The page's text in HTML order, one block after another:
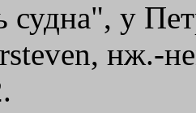
судна", у
нж.-